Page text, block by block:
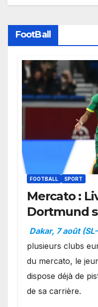
FootBall
FOOTBALL SPORT
Mercato :
Dortmund
en favoris
Ibrahim
Dakar, 7 août
plusieurs clubs
du mercato, le
dispose déjà de
de sa carrière.